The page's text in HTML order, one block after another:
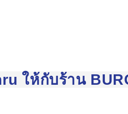
ให้กับร้าน